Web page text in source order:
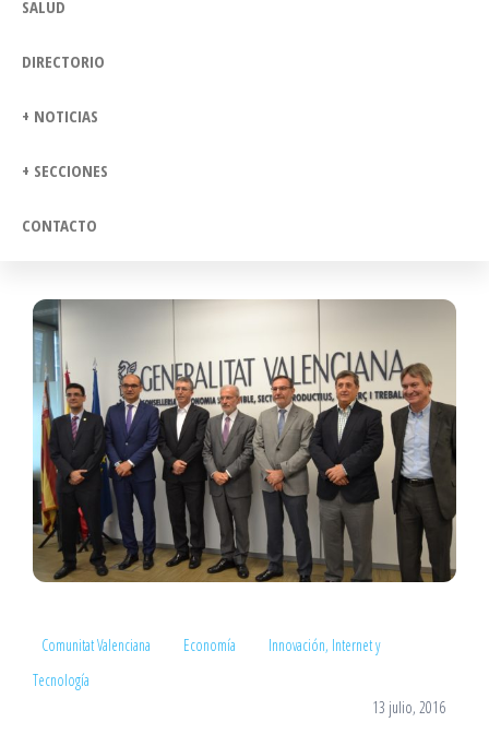
SALUD
DIRECTORIO
+ NOTICIAS
+ SECCIONES
CONTACTO
Comunitat Valenciana Economía
Innovación, Internet y
Tecnología
13 julio, 2016